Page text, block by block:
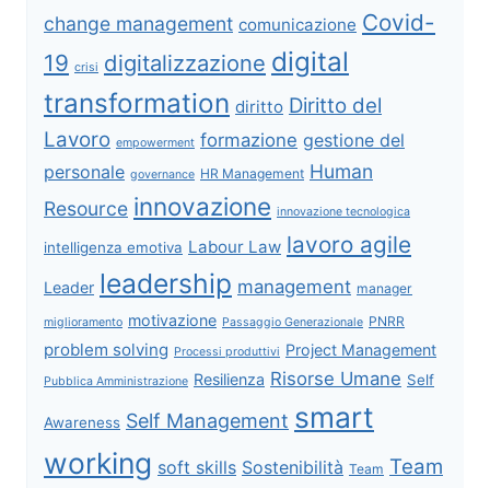
change management comunicazione Covid-
19 crisi digitalizzazione digital
transformation diritto Diritto del
Lavoro empowerment formazione gestione del
personale governance HR Management Human
Resource innovazione innovazione tecnologica
intelligenza emotiva Labour Law lavoro agile
Leader leadership management manager
miglioramento motivazione Passaggio Generazionale PNRR
problem solving Processi produttivi Project Management
Pubblica Amministrazione Resilienza Risorse Umane Self
Awareness Self Management smart
working soft skills Sostenibilità Team Team